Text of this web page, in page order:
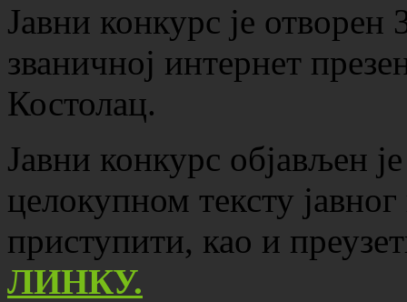
Јавни конкурс је
званичној интернет
Костолац.
Јавни конкурс објављен
целокупном тексту
приступити, као и
ЛИНКУ.